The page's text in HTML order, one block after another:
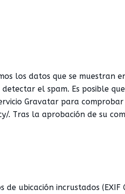
los datos que se muestran
el spam. Es posible
Gravatar para
. Tras la aprobación de su
ubicación incrustados